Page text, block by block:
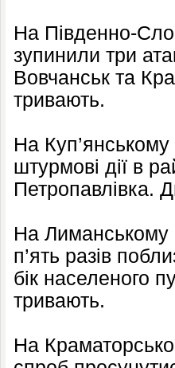
На Південно-
зупинили три
Вовчанськ та
тривають.
На
штурмові дії в
Петропавлівка.
На Лиманському
п’ять разів
бік населеного
тривають.
На